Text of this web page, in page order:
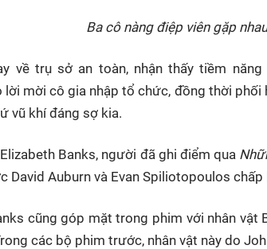
Ba cô nàng điệp viên gặp nhau
về trụ sở an toàn, nhận thấy tiềm
lời mời cô gia nhập tổ chức, đồng thời
vũ khí đáng sợ kia.
Banks, người đã ghi điểm qua
David Auburn và Evan Spiliotopoulos chấp
cũng góp mặt trong phim với nhân
các bộ phim trước, nhân vật này do